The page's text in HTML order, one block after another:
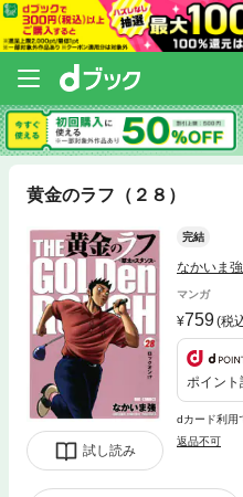
黄金のラフ（２８）
試し読み
完結
なかいま強
マンガ
759(税
ポイント
dカード利用
返品不可